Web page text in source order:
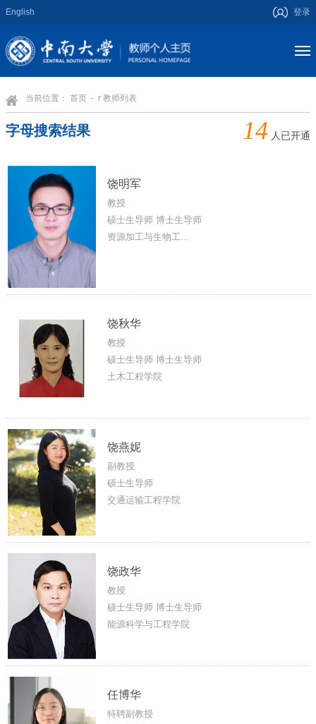
English 登录
当前位置： 首页 - r 教师列表
字母搜索结果 14 人已开通
饶明军
教授
硕士生导师 博士生导师
资源加工与生物工...
饶秋华
教授
硕士生导师 博士生导师
土木工程学院
饶燕妮
副教授
硕士生导师
交通运输工程学院
饶政华
教授
硕士生导师 博士生导师
能源科学与工程学院
任博华
特聘副教授